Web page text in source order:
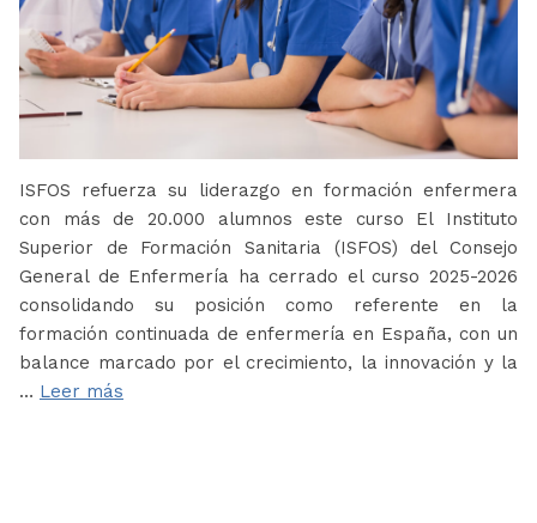
ISFOS refuerza su liderazgo en formación enfermera
con más de 20.000 alumnos este curso El Instituto
Superior de Formación Sanitaria (ISFOS) del Consejo
General de Enfermería ha cerrado el curso 2025-2026
consolidando su posición como referente en la
formación continuada de enfermería en España, con un
balance marcado por el crecimiento, la innovación y la
… Leer más